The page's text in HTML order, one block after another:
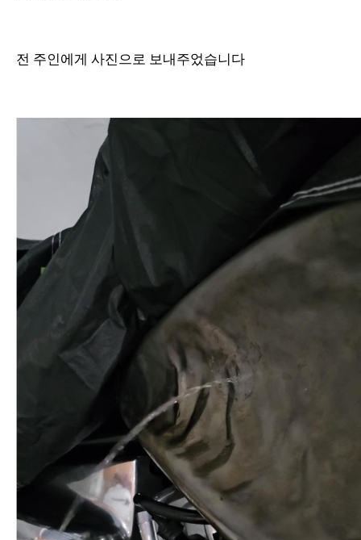
전 주인에게 사진으로 보내주었습니다